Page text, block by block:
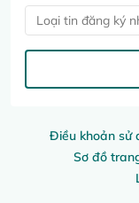
Điều khoản sử
Sơ đồ
Loại tin đăng ký